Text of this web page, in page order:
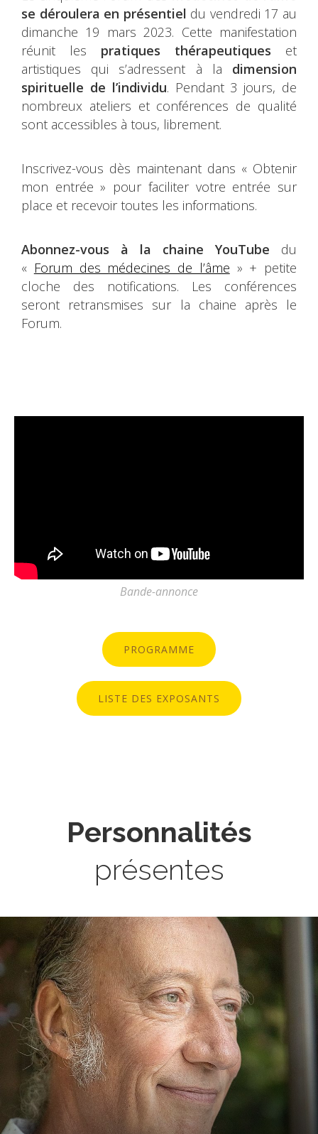
se déroulera en présentiel du vendredi 17 au
dimanche 19 mars 2023. Cette manifestation
réunit les pratiques thérapeutiques et
artistiques qui s’adressent à la dimension
spirituelle de l’individu. Pendant 3 jours, de
nombreux ateliers et conférences de qualité
sont accessibles à tous, librement.
Inscrivez-vous dès maintenant dans « Obtenir
mon entrée » pour faciliter votre entrée sur
place et recevoir toutes les informations.
Abonnez-vous à la chaine YouTube du
« Forum des médecines de l’âme » + petite
cloche des notifications. Les conférences
seront retransmises sur la chaine après le
Forum.
Bande-annonce
PROGRAMME
LISTE DES EXPOSANTS
Personnalités
présentes